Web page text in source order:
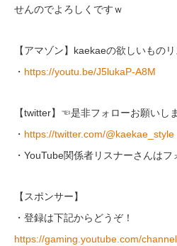
せんのでよろしくですｗ
【アマゾン】kaekaeの欲しいものリ
・ https://youtu.be/J5lukaP-A8M
【twitter】☜是非フォローお願いし
・ https://twitter.com/@kaekae_style
・YouTube関係者リスナーさんはフ
【スポンサー】
・登録は下記からどうぞ！
https://gaming.youtube.com/